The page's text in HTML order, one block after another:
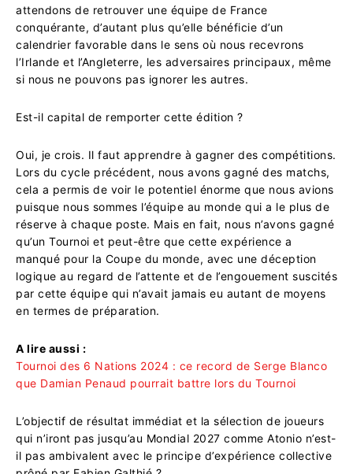
attendons de retrouver une équipe de France
conquérante, d’autant plus qu’elle bénéficie d’un
calendrier favorable dans le sens où nous recevrons
l’Irlande et l’Angleterre, les adversaires principaux, même
si nous ne pouvons pas ignorer les autres.
Est-il capital de remporter cette édition ?
Oui, je crois. Il faut apprendre à gagner des compétitions.
Lors du cycle précédent, nous avons gagné des matchs,
cela a permis de voir le potentiel énorme que nous avions
puisque nous sommes l’équipe au monde qui a le plus de
réserve à chaque poste. Mais en fait, nous n’avons gagné
qu’un Tournoi et peut-être que cette expérience a
manqué pour la Coupe du monde, avec une déception
logique au regard de l’attente et de l’engouement suscités
par cette équipe qui n’avait jamais eu autant de moyens
en termes de préparation.
A lire aussi :
Tournoi des 6 Nations 2024 : ce record de Serge Blanco
que Damian Penaud pourrait battre lors du Tournoi
L’objectif de résultat immédiat et la sélection de joueurs
qui n’iront pas jusqu’au Mondial 2027 comme Atonio n’est-
il pas ambivalent avec le principe d’expérience collective